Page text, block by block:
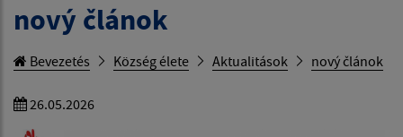
nový článok
Bevezetés Község élete Aktualitások nový článok
26.05.2026